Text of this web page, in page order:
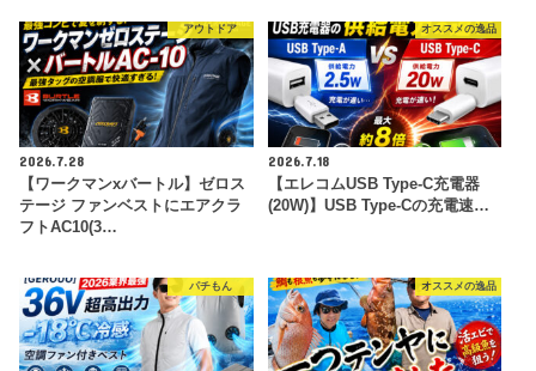
アウトドア
2026.7.28
【ワークマンxバートル】ゼロス
テージ ファンベストにエアクラ
フトAC10(3…
オススメの逸品
2026.7.18
【エレコムUSB Type-C充電器
(20W)】USB Type-Cの充電速…
パチもん オススメの逸品